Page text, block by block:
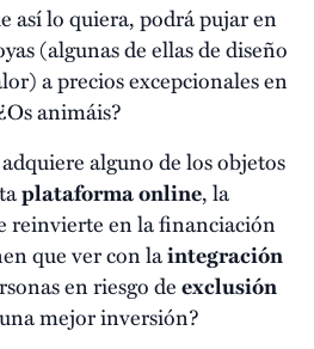
así lo quiera, podrá pujar en
(algunas de ellas de diseño
a precios excepcionales en
animáis?
alguno de los objetos
plataforma online, la
reinvierte en la financiación
que ver con laintegración
en riesgo deexclusión
mejor inversión?